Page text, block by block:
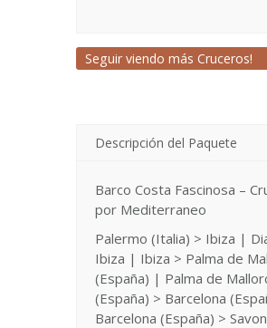
Seguir viendo más Cruceros!
Descripción del Paquete
Barco Costa Fascinosa –
por Mediterraneo
Palermo (Italia) > Ibiza |
Ibiza | Ibiza > Palma de
(España) | Palma de
(España) > Barcelona
Barcelona (España) >